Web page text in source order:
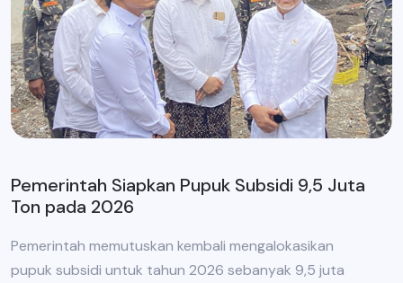
Pemerintah Siapkan Pupuk Subsidi 9,5 Juta
Ton pada 2026
Pemerintah memutuskan kembali mengalokasikan
pupuk subsidi untuk tahun 2026 sebanyak 9,5 juta